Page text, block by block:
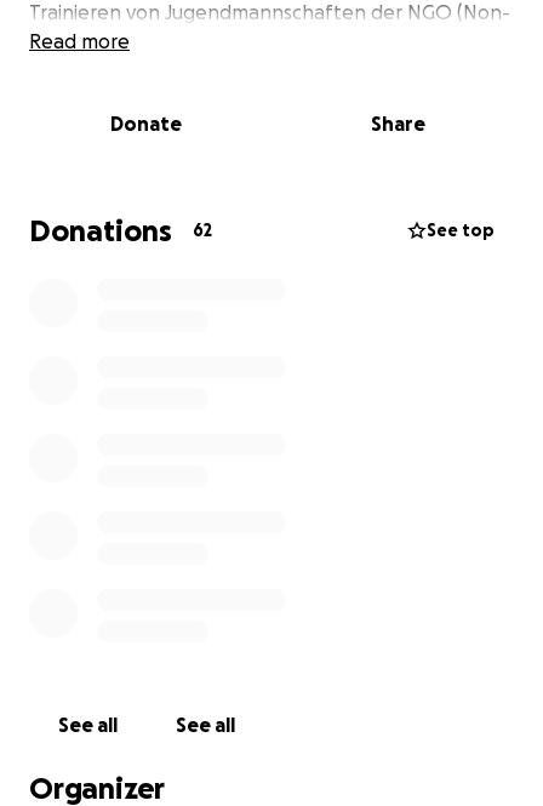
Trainieren von Jugendmannschaften der NGO (Non-
Governmental-Organization)
sind wir ein Teil der Nord/Süd-Kampagne mit
Südafrika und Uganda antreten. Um das Ganze
finanziell ermöglichen zu können, ist das Ziel circa
Read more
Donate Share
Donations 62 See top
See all See all
Organizer